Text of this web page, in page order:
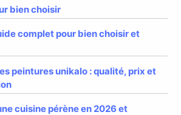
bien choisir
complet pour bien choisir et
peintures unikalo : qualité, prix et
cuisine pérène en 2026 et